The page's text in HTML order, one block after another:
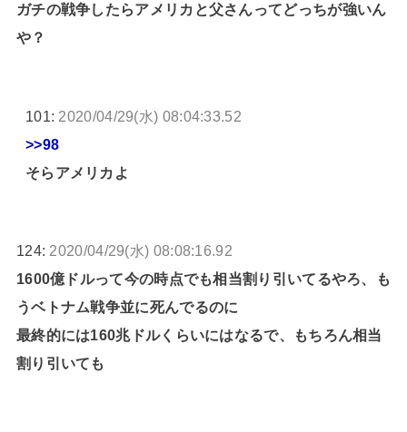
ガチの戦争したらアメリカと父さんってどっちが強いん
や？
101: 2020/04/29(水) 08:04:33.52
>>98
そらアメリカよ
124: 2020/04/29(水) 08:08:16.92
1600億ドルって今の時点でも相当割り引いてるやろ、も
うベトナム戦争並に死んでるのに
最終的には160兆ドルくらいにはなるで、もちろん相当
割り引いても